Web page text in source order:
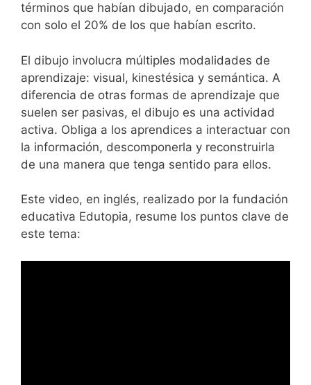
términos que habían dibujado, en comparación
con solo el 20% de los que habían escrito.
El dibujo involucra múltiples modalidades de
aprendizaje: visual, kinestésica y semántica. A
diferencia de otras formas de aprendizaje que
suelen ser pasivas, el dibujo es una actividad
activa. Obliga a los aprendices a interactuar con
la información, descomponerla y reconstruirla
de una manera que tenga sentido para ellos.
Este video, en inglés, realizado por la fundación
educativa Edutopia, resume los puntos clave de
este tema: